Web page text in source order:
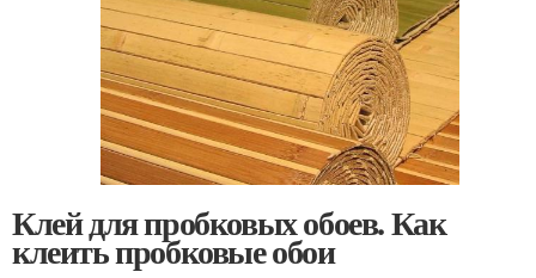
Клей для пробковых обоев. Как
клеить пробковые обои